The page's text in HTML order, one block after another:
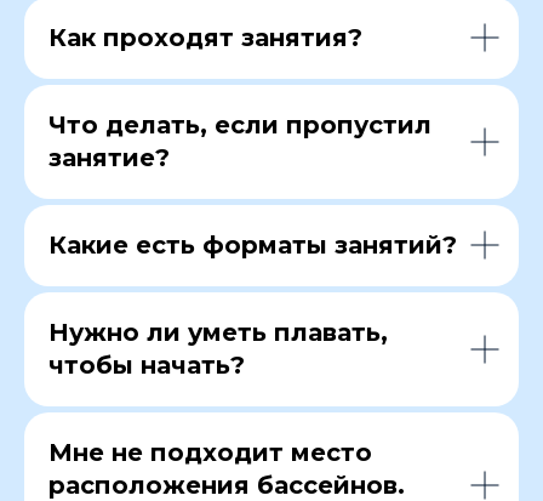
Как проходят занятия?
Что делать, если пропустил
занятие?
Какие есть форматы занятий?
Нужно ли уметь плавать,
чтобы начать?
Мне не подходит место
расположения бассейнов.